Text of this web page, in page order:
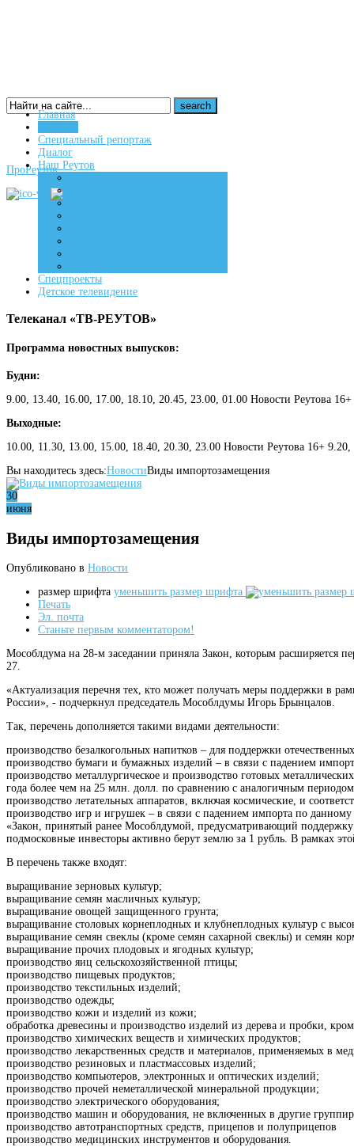
16+
ПроРеутов
Главная
Специальный репортаж
Диалог
Наш Реутов
Спецпроекты
Детское телевидение
Телеканал «ТВ-РЕУТОВ»
Программа новостных выпусков:
Будни:
9.00, 13.40, 16.00, 17.00, 18.10, 20.45, 23.00, 01.00 Новости Реутова
Выходные:
10.00, 11.30, 13.00, 15.00, 18.40, 20.30, 23.00 Новости Реутова 16+
Вы находитесь здесь:НовостиВиды импортозамещения
30
июня
Виды импортозамещения
Опубликовано в Новости
размер шрифта уменьшить размер шрифта
Печать
Эл. почта
Станьте первым комментатором!
Мособлдума на 28-м заседании приняла Закон, которым расширяется
27.
«Актуализация перечня тех, кто может получать меры поддержки в
России», - подчеркнул председатель Мособлдумы Игорь Брынцалов.
Так, перечень дополняется такими видами деятельности:
производство безалкогольных напитков – для поддержки
производство бумаги и бумажных изделий – в связи с падением
производство металлургическое и производство готовых
года более чем на 25 млн. долл. по сравнению с аналогичным
производство летательных аппаратов, включая космические, и
производство игр и игрушек – в связи с падением импорта по
«Закон, принятый ранее Мособлдумой, предусматривающий
подмосковные инвесторы активно берут землю за 1 рубль. В рамках
В перечень также входят:
выращивание зерновых культур;
выращивание семян масличных культур;
выращивание овощей защищенного грунта;
выращивание столовых корнеплодных и клубнеплодных культур с
выращивание семян свеклы (кроме семян сахарной свеклы) и семян
выращивание прочих плодовых и ягодных культур;
производство яиц сельскохозяйственной птицы;
производство пищевых продуктов;
производство текстильных изделий;
производство одежды;
производство кожи и изделий из кожи;
обработка древесины и производство изделий из дерева и пробки,
производство химических веществ и химических продуктов;
производство лекарственных средств и материалов, применяемых в
производство резиновых и пластмассовых изделий;
производство компьютеров, электронных и оптических изделий;
производство прочей неметаллической минеральной продукции;
производство электрического оборудования;
производство машин и оборудования, не включенных в другие
производство автотранспортных средств, прицепов и полуприцепов
производство медицинских инструментов и оборудования.